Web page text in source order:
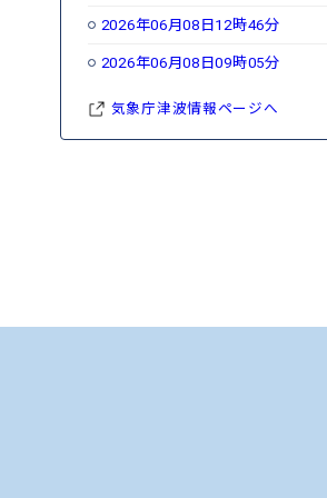
2026年06月08日12時46分
2026年06月08日09時05分
気象庁津波情報ページへ